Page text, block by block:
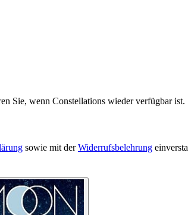
Sie, wenn Constellations wieder verfügbar ist.
sowie mit derWiderrufsbelehrung